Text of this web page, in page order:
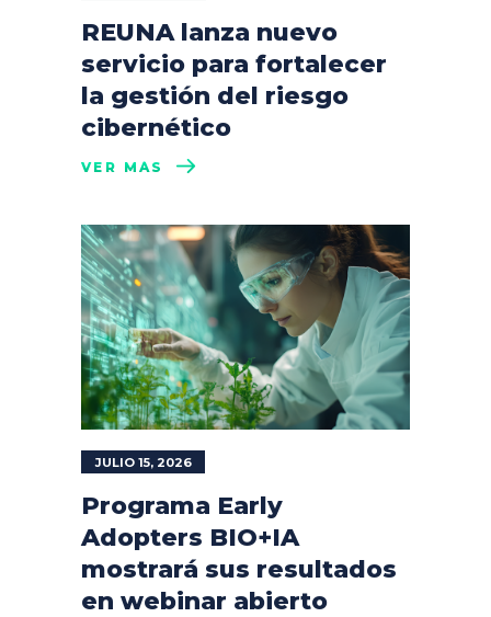
REUNA lanza nuevo
servicio para fortalecer
la gestión del riesgo
cibernético
VER MÁS
JULIO 15, 2026
Programa Early
Adopters BIO+IA
mostrará sus resultados
en webinar abierto